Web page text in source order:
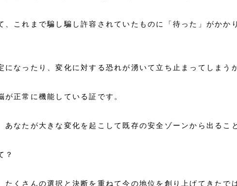
、これまで騙し騙し許容されていたものに「待った」がかか
になったり、変化に対する恐れが湧いて立ち止まってしまう
が正常に機能している証です。
あなたが大きな変化を起こして既存の安全ゾーンから出るこ
？
たくさんの選択と決断を重ねて今の地位を創り上げてきたで